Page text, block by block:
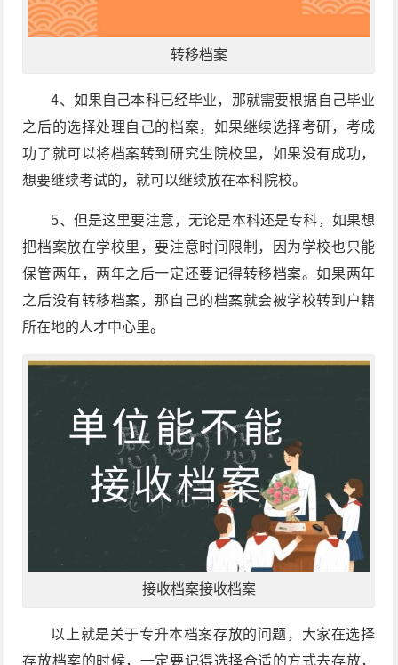
转移档案
4、如果自己本科已经毕业，那就需要根据自己毕业
之后的选择处理自己的档案，如果继续选择考研，考成
功了就可以将档案转到研究生院校里，如果没有成功，
想要继续考试的，就可以继续放在本科院校。
5、但是这里要注意，无论是本科还是专科，如果想
把档案放在学校里，要注意时间限制，因为学校也只能
保管两年，两年之后一定还要记得转移档案。如果两年
之后没有转移档案，那自己的档案就会被学校转到户籍
所在地的人才中心里。
接收档案接收档案
以上就是关于专升本档案存放的问题，大家在选择
存放档案的时候，一定要记得选择合适的方式去存放，